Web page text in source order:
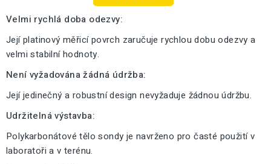
Velmi rychlá doba odezvy:
Její platinový měřicí povrch zaručuje rychlou dobu odezvy a
velmi stabilní hodnoty.
Není vyžadována žádná údržba:
Její jedinečný a robustní design nevyžaduje žádnou údržbu.
Udržitelná výstavba:
Polykarbonátové tělo sondy je navrženo pro časté použití v
laboratoři a v terénu.